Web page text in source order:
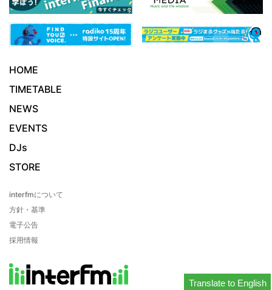
Translate to English
HOME
TIMETABLE
NEWS
EVENTS
DJs
STORE
interfmについて
方針・基準
電子公告
採用情報